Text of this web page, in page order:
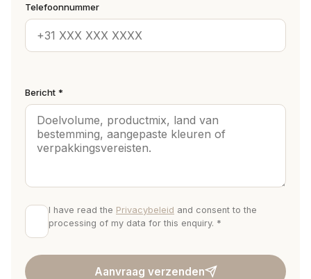
Telefoonnummer
Bericht *
I have read the Privacybeleid and consent to the
processing of my data for this enquiry. *
Aanvraag verzenden